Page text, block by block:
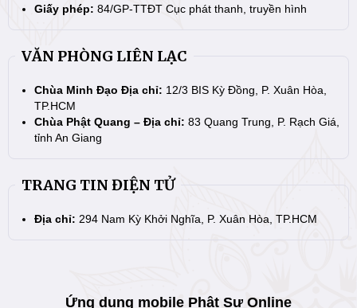
Giấy phép: 84/GP-TTĐT Cục phát thanh, truyền hình
VĂN PHÒNG LIÊN LẠC
Chùa Minh Đạo Địa chỉ: 12/3 BIS Kỳ Đồng, P. Xuân Hòa,
TP.HCM
Chùa Phật Quang – Địa chỉ: 83 Quang Trung, P. Rạch Giá,
tỉnh An Giang
TRANG TIN ĐIỆN TỬ
Địa chỉ: 294 Nam Kỳ Khởi Nghĩa, P. Xuân Hòa, TP.HCM
Ứng dụng mobile Phật Sự Online